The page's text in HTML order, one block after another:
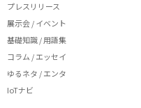
プレスリリース
展示会 / イベント
基礎知識 / 用語集
コラム / エッセイ
ゆるネタ / エンタ
IoTナビ